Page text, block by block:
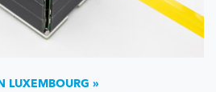
LUXEMBOURG »